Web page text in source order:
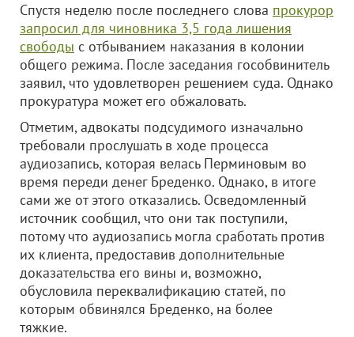
Спустя неделю после последнего слова прокурор
запросил для чиновника 3,5 года лишения
свободы с отбыванием наказания в колонии
общего режима. После заседания гособвинитель
заявил, что удовлетворен решением суда. Однако
прокуратура может его обжаловать.
Отметим, адвокаты подсудимого изначально
требовали прослушать в ходе процесса
аудиозапись, которая велась Перминовым во
время переди денег Бреденко. Однако, в итоге
сами же от этого отказались. Осведомленный
источник сообщил, что они так поступили,
потому что аудиозапись могла сработать против
их клиента, предоставив дополнительные
доказательства его вины и, возможно,
обусловила переквалификацию статей, по
которым обвинялся Бреденко, на более
тяжкие.